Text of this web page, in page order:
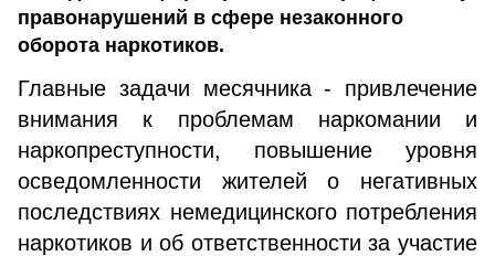
правонарушений в сфере незаконного
оборота наркотиков.
Главные задачи месячника - привлечение
внимания к проблемам наркомании и
наркопреступности, повышение уровня
осведомленности жителей о негативных
последствиях немедицинского потребления
наркотиков и об ответственности за участие